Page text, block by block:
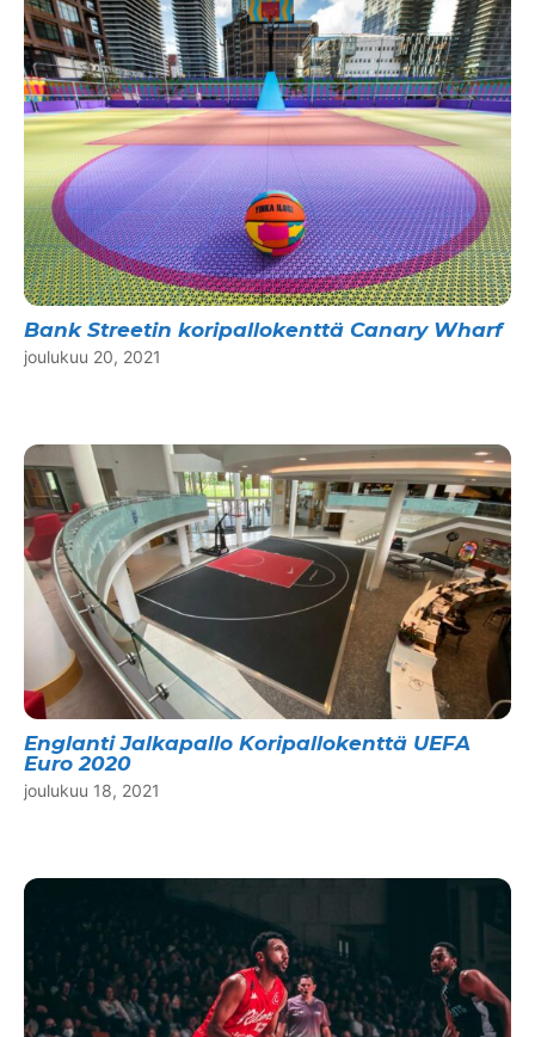
Bank Streetin koripallokenttä Canary Wharf
joulukuu 20, 2021
Englanti Jalkapallo Koripallokenttä UEFA
Euro 2020
joulukuu 18, 2021